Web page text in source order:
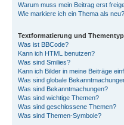
Warum muss mein Beitrag erst
Wie markiere ich ein Thema als neu?
Textformatierung und
Was ist BBCode?
Kann ich HTML benutzen?
Was sind Smilies?
Kann ich Bilder in meine Beiträge
Was sind globale
Was sind Bekanntmachungen?
Was sind wichtige Themen?
Was sind geschlossene Themen?
Was sind Themen-Symbole?